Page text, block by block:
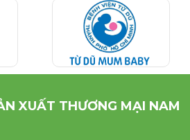
XUẤT THƯƠNG MẠI NAM